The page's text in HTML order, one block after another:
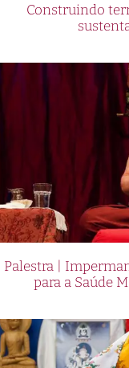
Construindo
Palestra |
para a Saúde